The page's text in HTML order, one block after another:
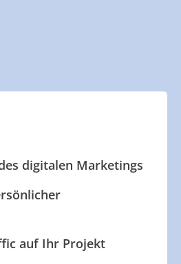
digitalen Marketings
auf Ihr Projekt